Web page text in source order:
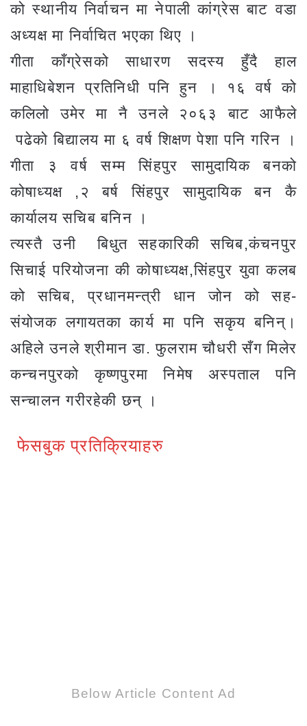
को स्थानीय निर्वाचन मा नेपाली कांग्रेस बाट वडा
अध्यक्ष मा निर्वाचित भएका थिए ।
गीता काँग्रेसको साधारण सदस्य हुँदै हाल
माहाधिबेशन प्रतिनिधी पनि हुन । १६ वर्ष को
कलिलो उमेर मा नै उनले २०६३ बाट आफैले
पढेको बिद्यालय मा ६ वर्ष शिक्षण पेशा पनि गरिन ।
गीता ३ वर्ष सम्म सिंहपुर सामुदायिक बनको
कोषाध्यक्ष ,२ बर्ष सिंहपुर सामुदायिक बन कै
कार्यालय सचिब बनिन ।
त्यस्तै उनी बिधुत सहकारिकी सचिब,कंचनपुर
सिचाई परियोजना की कोषाध्यक्ष,सिंहपुर युवा कलब
को सचिब, प्रधानमन्त्री धान जोन को सह-
संयोजक लगायतका कार्य मा पनि सकृय बनिन्।
अहिले उनले श्रीमान डा. फुलराम चौधरी सँग मिलेर
कन्चनपुरको कृष्णपुरमा निमेष अस्पताल पनि
सन्चालन गरीरहेकी छन् ।
फेसबुक प्रतिक्रियाहरु
Below Article Content Ad